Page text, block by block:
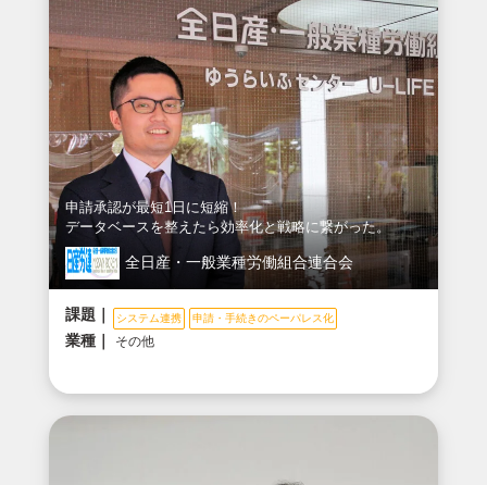
申請承認が最短1日に短縮！
データベースを整えたら効率化と戦略に繋がった。
全日産・一般業種労働組合連合会
課題｜ システム連携 申請・手続きのペーパレス化
業種｜ その他